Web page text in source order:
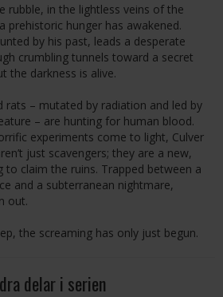
rubble, in the lightless veins of the
prehistoric hunger has awakened.
by his past, leads a desperate
crumbling tunnels toward a secret
the darkness is alive.
rats – mutated by radiation and led by
– are hunting for human blood.
experiments come to light, Culver
just scavengers; they are a new,
to claim the ruins. Trapped between a
and a subterranean nightmare,
out.
the screaming has only just begun.
delar i serien